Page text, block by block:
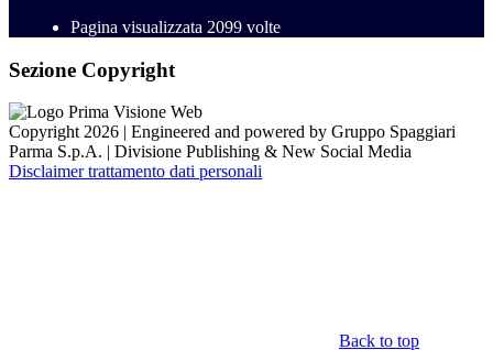
Pagina visualizzata 2099 volte
Sezione Copyright
Copyright 2026 | Engineered and powered by Gruppo Spaggiari
Parma S.p.A. | Divisione Publishing & New Social Media
Disclaimer trattamento dati personali
Back to top